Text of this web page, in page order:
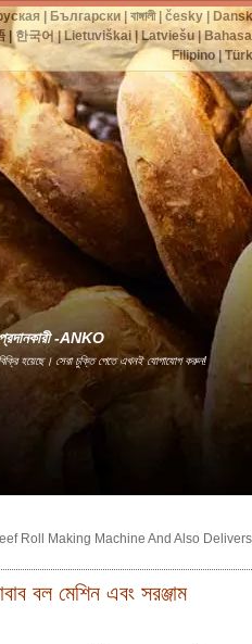
প্রদানকারী -ANKO
হয়েছে। সেরা চুক্তি পেতে এখনই যোগাযোগ করুন!
Roll Making Machine And Also
বল মেশিন এবং সরঞ্জাম
Български |বাঙ্গালী|česky
|한국어|Lietuviškai|Latviešu|
Filipino|